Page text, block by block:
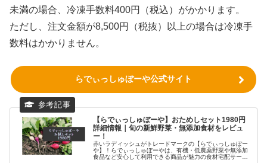
未満の場合、冷凍手数料400円（税込）がかかります。
ただし、注文金額が8,500円（税抜）以上の場合は冷凍手
数料はかかりません。
らでぃっしゅぼーや公式サイト
【らでぃっしゅぼーや】おためしセット1980円
詳細情報｜旬の新鮮野菜・無添加食材をレビュ
ー！
赤いラディッシュがトレードマークの【らでぃっしゅぼー
や】！らでぃっしゅぼーやは、有機・低農薬野菜や無添加
食品など安心して利用できる商品が魅力の食材宅配サービ